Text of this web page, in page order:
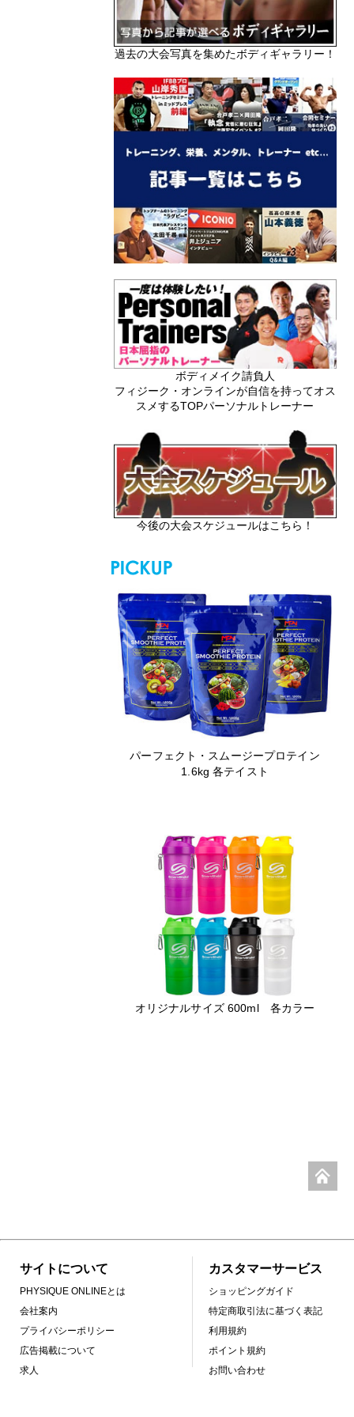
過去の大会写真を集めたボディギャラリー！
ボディメイク請負人
フィジーク・オンラインが自信を持ってオス
スメするTOPパーソナルトレーナー
今後の大会スケジュールはこちら！
パーフェクト・スムージープロテイン
1.6kg 各テイスト
オリジナルサイズ 600ml 各カラー
サイトについて
PHYSIQUE ONLINEとは
会社案内
プライバシーポリシー
広告掲載について
求人
カスタマーサービス
ショッピングガイド
特定商取引法に基づく表記
利用規約
ポイント規約
お問い合わせ